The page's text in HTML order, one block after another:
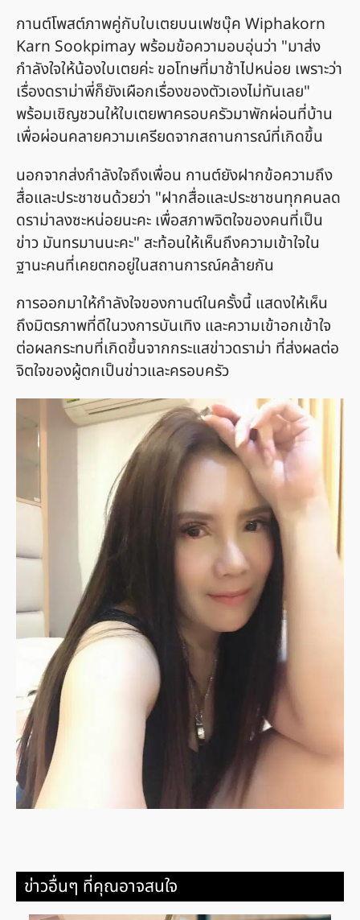
กานต์โพสต์ภาพคู่กับใบเตยบนเฟซบุ๊ค Wiphakorn
Karn Sookpimay พร้อมข้อความอบอุ่นว่า "มาส่ง
กำลังใจให้น้องใบเตยค่ะ ขอโทษที่มาช้าไปหน่อย เพราะว่า
เรื่องดราม่าพี่ก็ยังเผือกเรื่องของตัวเองไม่ทันเลย"
พร้อมเชิญชวนให้ใบเตยพาครอบครัวมาพักผ่อนที่บ้าน
เพื่อผ่อนคลายความเครียดจากสถานการณ์ที่เกิดขึ้น
นอกจากส่งกำลังใจถึงเพื่อน กานต์ยังฝากข้อความถึง
สื่อและประชาชนด้วยว่า "ฝากสื่อและประชาชนทุกคนลด
ดราม่าลงซะหน่อยนะคะ เพื่อสภาพจิตใจของคนที่เป็น
ข่าว มันทรมานนะคะ" สะท้อนให้เห็นถึงความเข้าใจใน
ฐานะคนที่เคยตกอยู่ในสถานการณ์คล้ายกัน
การออกมาให้กำลังใจของกานต์ในครั้งนี้ แสดงให้เห็น
ถึงมิตรภาพที่ดีในวงการบันเทิง และความเข้าอกเข้าใจ
ต่อผลกระทบที่เกิดขึ้นจากกระแสข่าวดราม่า ที่ส่งผลต่อ
จิตใจของผู้ตกเป็นข่าวและครอบครัว
ข่าวอื่นๆ ที่คุณอาจสนใจ